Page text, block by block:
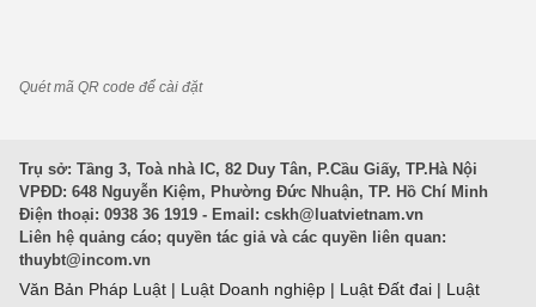
Quét mã QR code để cài đặt
Trụ sở: Tầng 3, Toà nhà IC, 82 Duy Tân, P.Cầu Giấy, TP.Hà Nội
VPĐD: 648 Nguyễn Kiệm, Phường Đức Nhuận, TP. Hồ Chí Minh
Điện thoại: 0938 36 1919 - Email: cskh@luatvietnam.vn
Liên hệ quảng cáo; quyền tác giả và các quyền liên quan:
thuybt@incom.vn
Văn Bản Pháp Luật | Luật Doanh nghiệp | Luật Đất đai | Luật